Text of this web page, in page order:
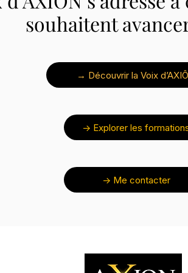
souhaitent
→ Découvrir la Voix
-> Explorer les
-> Me contacter